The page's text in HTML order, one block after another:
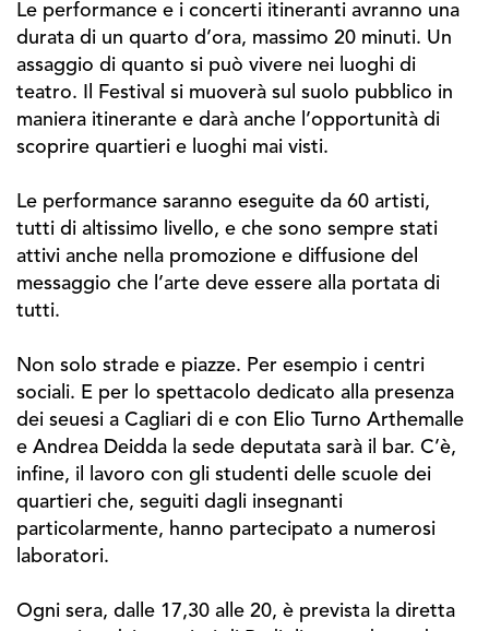
Le performance e i concerti itineranti avranno una
durata di un quarto d’ora, massimo 20 minuti. Un
assaggio di quanto si può vivere nei luoghi di
teatro. Il Festival si muoverà sul suolo pubblico in
maniera itinerante e darà anche l’opportunità di
scoprire quartieri e luoghi mai visti.
Le performance saranno eseguite da 60 artisti,
tutti di altissimo livello, e che sono sempre stati
attivi anche nella promozione e diffusione del
messaggio che l’arte deve essere alla portata di
tutti.
Non solo strade e piazze. Per esempio i centri
sociali. E per lo spettacolo dedicato alla presenza
dei seuesi a Cagliari di e con Elio Turno Arthemalle
e Andrea Deidda la sede deputata sarà il bar. C’è,
infine, il lavoro con gli studenti delle scuole dei
quartieri che, seguiti dagli insegnanti
particolarmente, hanno partecipato a numerosi
laboratori.
Ogni sera, dalle 17,30 alle 20, è prevista la diretta